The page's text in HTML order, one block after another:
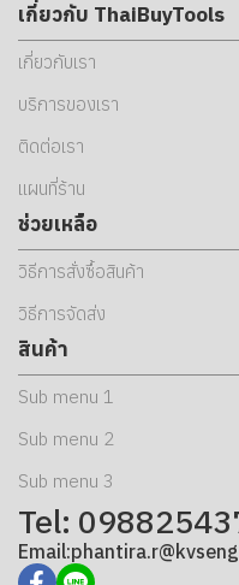
เกี่ยวกับ ThaiBuyTools
เกี่ยวกับเรา
บริการของเรา
ติดต่อเรา
แผนที่ร้าน
ช่วยเหลือ
วิธีการสั่งซื้อสินค้า
วิธีการจัดส่ง
สินค้า
Sub menu 1
Sub menu 2
Sub menu 3
Tel: